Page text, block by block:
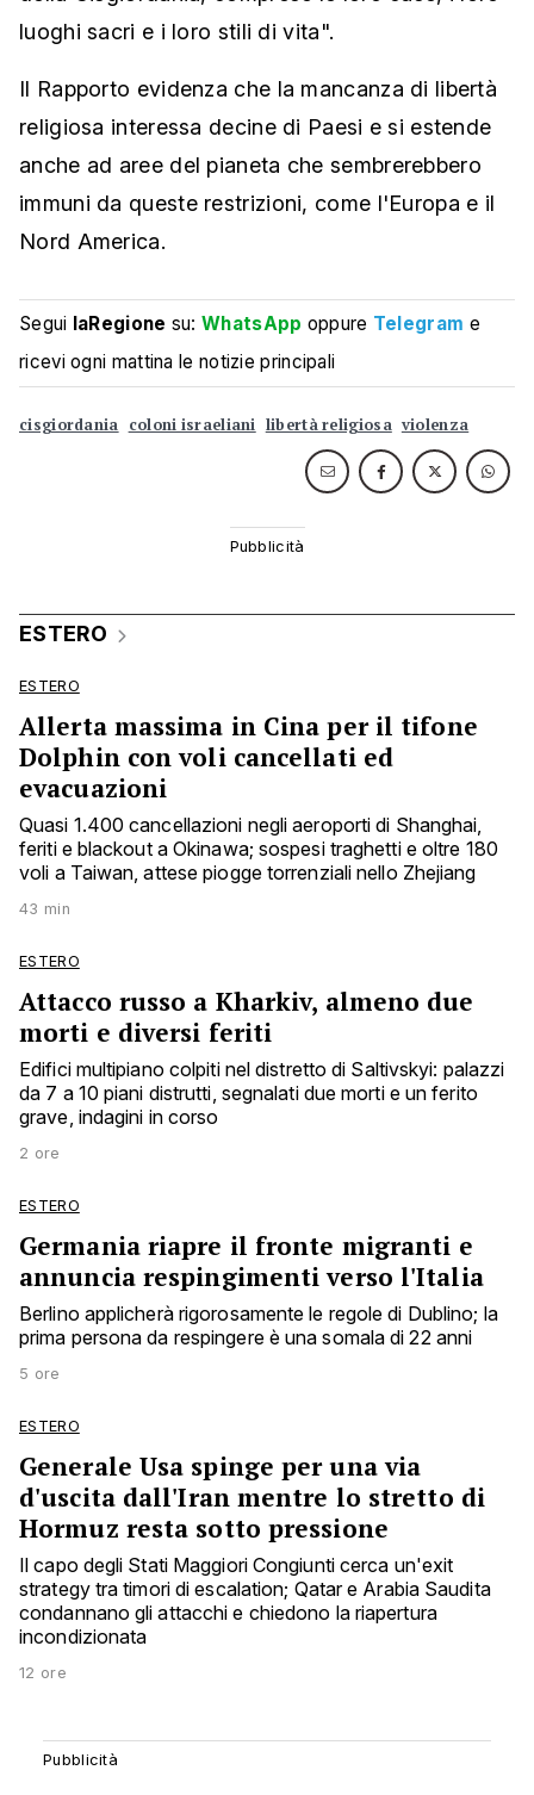
luoghi sacri e i loro stili di vita".
Il Rapporto evidenza che la mancanza di libertà
religiosa interessa decine di Paesi e si estende
anche ad aree del pianeta che sembrerebbero
immuni da queste restrizioni, come l'Europa e il
Nord America.
Segui laRegione su:WhatsApp oppure Telegram e
ricevi ogni mattina le notizie principali
cisgiordania coloni israeliani libertà religiosa violenza
ESTERO
ESTERO
Allerta massima in Cina per il tifone
Dolphin con voli cancellati ed
evacuazioni
Quasi 1.400 cancellazioni negli aeroporti di Shanghai,
feriti e blackout a Okinawa; sospesi traghetti e oltre 180
voli a Taiwan, attese piogge torrenziali nello Zhejiang
43 min
ESTERO
Attacco russo a Kharkiv, almeno due
morti e diversi feriti
Edifici multipiano colpiti nel distretto di Saltivskyi: palazzi
da 7 a 10 piani distrutti, segnalati due morti e un ferito
grave, indagini in corso
2 ore
ESTERO
Germania riapre il fronte migranti e
annuncia respingimenti verso l'Italia
Berlino applicherà rigorosamente le regole di Dublino; la
prima persona da respingere è una somala di 22 anni
5 ore
ESTERO
Generale Usa spinge per una via
d'uscita dall'Iran mentre lo stretto di
Hormuz resta sotto pressione
Il capo degli Stati Maggiori Congiunti cerca un'exit
strategy tra timori di escalation; Qatar e Arabia Saudita
condannano gli attacchi e chiedono la riapertura
incondizionata
12 ore